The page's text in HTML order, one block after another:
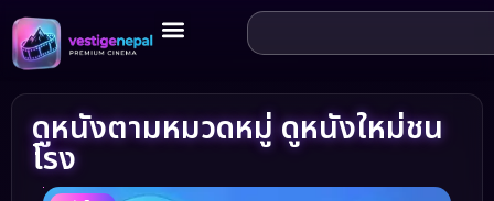
ดูหนังตามหมวดหมู่ ดูหนังใหม่ชน
โรง